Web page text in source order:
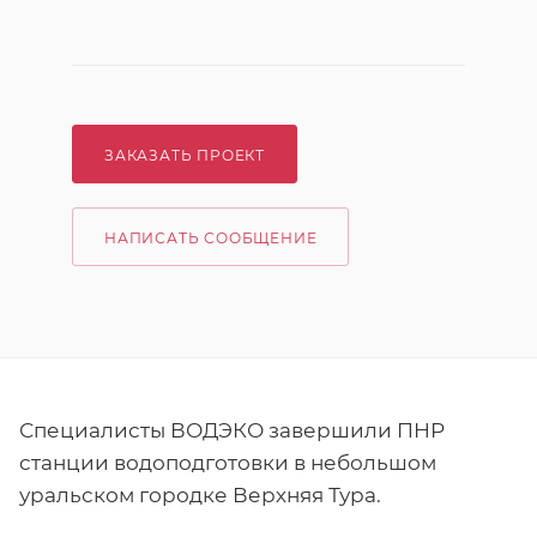
ЗАКАЗАТЬ ПРОЕКТ
НАПИСАТЬ СООБЩЕНИЕ
Специалисты ВОДЭКО завершили ПНР
станции водоподготовки в небольшом
уральском городке Верхняя Тура.